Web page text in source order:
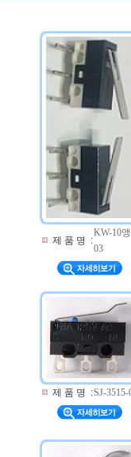
제 품 명 :
KW-10
03
제 품 명 :SJ-3515-